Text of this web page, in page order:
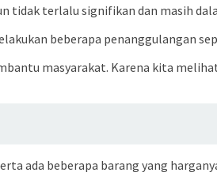
tidak terlalu signifikan dan masih
beberapa penanggulangan
masyarakat. Karena kita
ada beberapa barang yang